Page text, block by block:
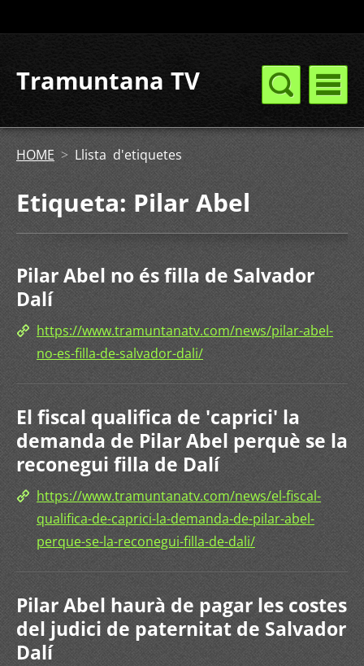
Tramuntana TV
HOME > Llista d'etiquetes
Etiqueta: Pilar Abel
Pilar Abel no és filla de Salvador
Dalí
https://www.tramuntanatv.com/news/pilar-abel-
no-es-filla-de-salvador-dali/
El fiscal qualifica de 'caprici' la
demanda de Pilar Abel perquè se la
reconegui filla de Dalí
https://www.tramuntanatv.com/news/el-fiscal-
qualifica-de-caprici-la-demanda-de-pilar-abel-
perque-se-la-reconegui-filla-de-dali/
Pilar Abel haurà de pagar les costes
del judici de paternitat de Salvador
Dalí